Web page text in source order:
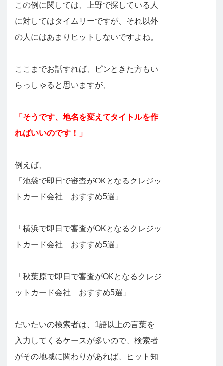
この例に関しては、上野で探している人
に対してはタイムリーですが、それ以外
の人にはあまりヒットしないですよね。
ここまでお話すれば、ピンときた方もい
らっしゃると思いますが、
「そうです、地名を変えてタイトルを作
ればいいのです！」
例えば、
「池袋で即日で審査がOKとなるクレジッ
トカード会社 おすすめ5選」
「横浜で即日で審査がOKとなるクレジッ
トカード会社 おすすめ5選」
「秋葉原で即日で審査がOKとなるクレジ
ットカード会社 おすすめ5選」
だいたいの検索者は、1語以上の言葉を
入力してくるケースが多いので、検索者
がその地域に関わりがあれば、ヒット知